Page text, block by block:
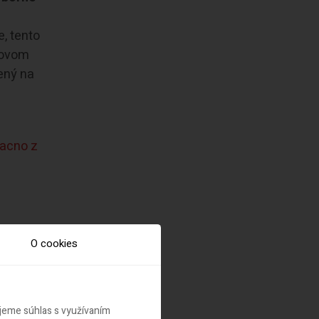
tento
na
z
O cookies
súhlas s využívaním